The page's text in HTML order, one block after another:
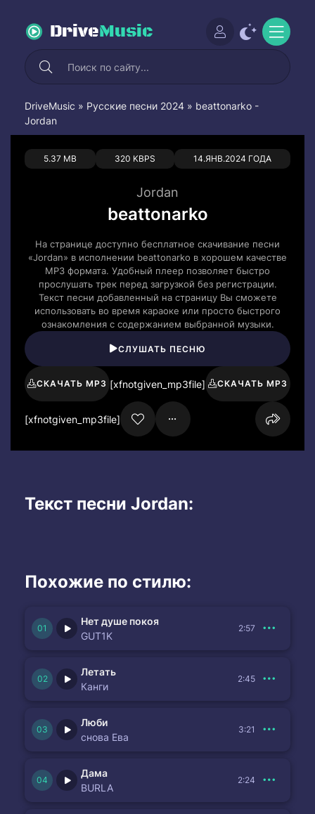
DriveMusic
DriveMusic » Русские песни 2024 » beattonarko -
Jordan
5.37 MB 320 KBPS 14.ЯНВ.2024 ГОДА
0 0
Jordan
beattonarko
На странице доступно бесплатное скачивание песни
«Jordan» в исполнении beattonarko в хорошем качестве
MP3 формата. Удобный плеер позволяет быстро
прослушать трек перед загрузкой без регистрации.
Текст песни добавленный на страницу Вы сможете
использовать во время караоке или просто быстрого
ознакомления с содержанием выбранной музыки.
СЛУШАТЬ ПЕСНЮ
СКАЧАТЬ MP3 [xfnotgiven_mp3file] СКАЧАТЬ MP3
[xfnotgiven_mp3file]
Текст песни Jordan:
Похожие по стилю:
Нет душе покоя
GUT1K
2:57
Летать
Канги
2:45
Люби
снова Ева
3:21
Дама
BURLA
2:24